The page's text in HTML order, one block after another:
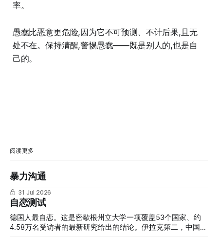
率。
愚蠢比恶意更危险,因为它不可预测、不计后果,且无
处不在。保持清醒,警惕愚蠢——既是别人的,也是自
己的。
阅读更多
暴力沟通
31 Jul 2026
自恋测试
德国人最自恋。这是密歇根州立大学一项覆盖53个国家、约
4.58万名受访者的最新研究给出的结论。伊拉克第二，中国第